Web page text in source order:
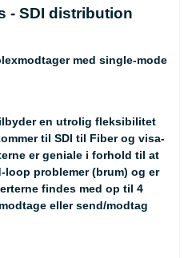
- SDI distribution
med single-mode
en utrolig fleksibilitet
til SDI til Fiber og visa-
er geniale i forhold til at
problemer (brum) og er
findes med op til 4
eller send/modtag